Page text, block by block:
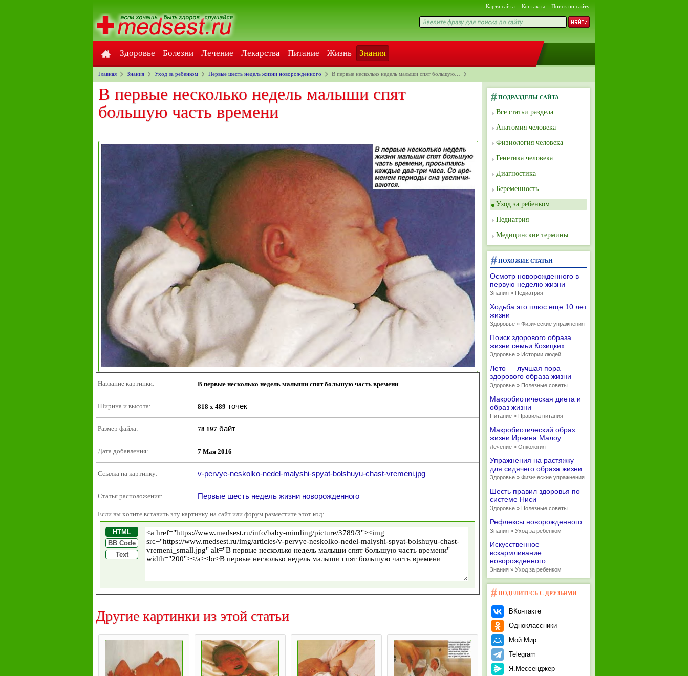
Карта сайта Контакты Поиск по сайту
Здоровье Болезни Лечение Лекарства Питание Жизнь Знания
Главная Знания Уход за ребенком Первые шесть недель жизни новорожденного В первые несколько недель малыши спят большую…
В первые несколько недель малыши спят
большую часть времени
Название картинки: В первые несколько недель малыши спят большую часть времени
Ширина и высота: 818 x 489 точек
Размер файла: 78 197 байт
Дата добавления: 7 Мая 2016
Ссылка на картинку: v-pervye-neskolko-nedel-malyshi-spyat-bolshuyu-chast-vremeni.jpg
Статья расположения: Первые шесть недель жизни новорожденного
Если вы хотите вставить эту картинку на сайт или форум разместите этот код:
HTML
BB Code
Text
Другие картинки из этой статьи
ПОДРАЗДЕЛЫ САЙТА
Все статьи раздела
Анатомия человека
Физиология человека
Генетика человека
Диагностика
Беременность
Уход за ребенком
Педиатрия
Медицинские термины
ПОХОЖИЕ СТАТЬИ
Осмотр новорожденного в
первую неделю жизни
Знания » Педиатрия
Ходьба это плюс еще 10 лет
жизни
Здоровье » Физические упражнения
Поиск здорового образа
жизни семьи Козицких
Здоровье » Истории людей
Лето — лучшая пора
здорового образа жизни
Здоровье » Полезные советы
Макробиотическая диета и
образ жизни
Питание » Правила питания
Макробиотический образ
жизни Ирвина Малоу
Лечение » Онкология
Упражнения на растяжку
для сидячего образа жизни
Здоровье » Физические упражнения
Шесть правил здоровья по
системе Ниси
Здоровье » Полезные советы
Рефлексы новорожденного
Знания » Уход за ребенком
Искусственное
вскармливание
новорожденного
Знания » Уход за ребенком
ПОДЕЛИТЕСЬ С ДРУЗЬЯМИ
ВКонтакте
Одноклассники
Мой Мир
Telegram
Я.Мессенджер